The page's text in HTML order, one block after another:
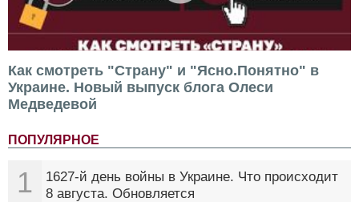
Как смотреть "Страну" и "Ясно.Понятно" в
Украине. Новый выпуск блога Олеси
Медведевой
ПОПУЛЯРНОЕ
1
1627-й день войны в Украине. Что происходит
8 августа. Обновляется